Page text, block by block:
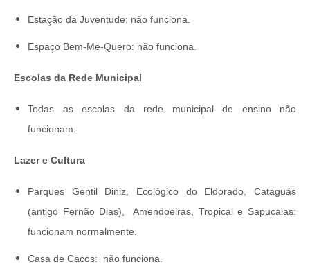
Estação da Juventude: não funciona.
Espaço Bem-Me-Quero: não funciona.
Escolas da Rede Municipal
Todas as escolas da rede municipal de ensino não
funcionam.
Lazer e Cultura
Parques Gentil Diniz, Ecológico do Eldorado, Cataguás
(antigo Fernão Dias), Amendoeiras, Tropical e Sapucaias:
funcionam normalmente.
Casa de Cacos: não funciona.